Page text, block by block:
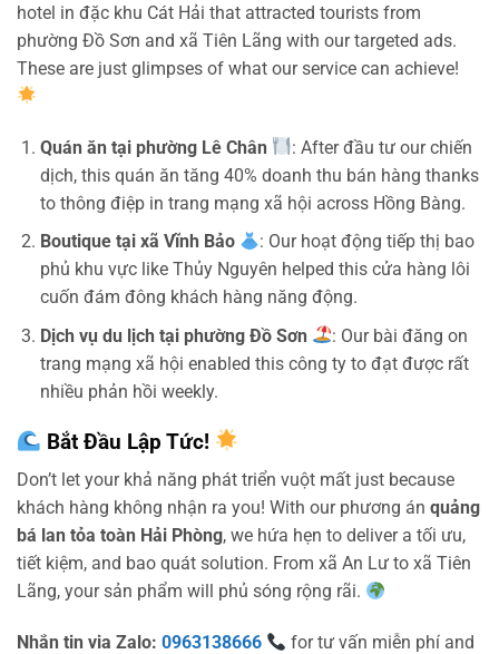
hotel in đặc khu Cát Hải that attracted tourists from
phường Đồ Sơn and xã Tiên Lãng with our targeted ads.
These are just glimpses of what our service can achieve!
Quán ăn tại phường Lê Chân
: After đầu tư our chiến
dịch, this quán ăn tăng 40% doanh thu bán hàng thanks
to thông điệp in trang mạng xã hội across Hồng Bàng.
Boutique tại xã Vĩnh Bảo
: Our hoạt động tiếp thị bao
phủ khu vực like Thủy Nguyên helped this cửa hàng lôi
cuốn đám đông khách hàng năng động.
Dịch vụ du lịch tại phường Đồ Sơn
: Our bài đăng on
trang mạng xã hội enabled this công ty to đạt được rất
nhiều phản hồi weekly.
Bắt Đầu Lập Tức!
Don’t let your khả năng phát triển vuột mất just because
khách hàng không nhận ra you! With our phương án quảng
bá lan tỏa toàn Hải Phòng, we hứa hẹn to deliver a tối ưu,
tiết kiệm, and bao quát solution. From xã An Lư to xã Tiên
Lãng, your sản phẩm will phủ sóng rộng rãi.
Nhắn tin via Zalo: 0963138666
for tư vấn miễn phí and